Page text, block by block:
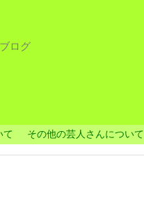
ログ
て その他の芸人さんについて